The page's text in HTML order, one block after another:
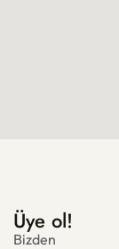
Üye ol!
Bizden